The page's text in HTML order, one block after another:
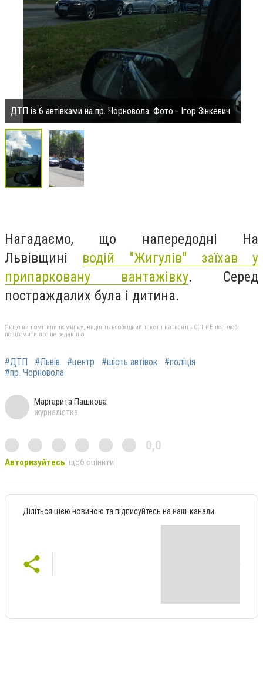
ДТП із 6 автівками на пр. Чорновола. Фото - Ігор Зінкевич
Нагадаємо, що напередодні На
Львівщині водій "Жигулів" заїхав у
припарковану вантажівку. Серед
постраждалих була і дитина.
Якщо ви помітили помилку, виділіть необхідний текст і натисніть Ctrl + Enter, щоб
повідомити про це редакцію
#ДТП #Львів #центр #шість автівок
#поліція
#пр. Чорновола
Маргарита Пашкова
журналістка
0,0
Авторизуйтесь, щоб оцінити
Діліться цією новиною та підписуйтесь на наші канали